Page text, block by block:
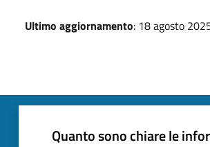
Ultimo aggiornamento: 18 agosto
Quanto sono chiare le